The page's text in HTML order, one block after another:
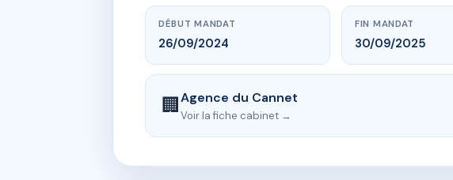
DÉBUT MANDAT
26/09/2024
FIN MANDAT
30/09/2025
🏢Agence du Cannet
Voir la fiche cabinet →